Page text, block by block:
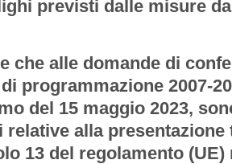
previsti dalle misure
che alle domande di
programmazione 2007-
del 15 maggio 2023,
relative alla
13 del regolamento (UE)